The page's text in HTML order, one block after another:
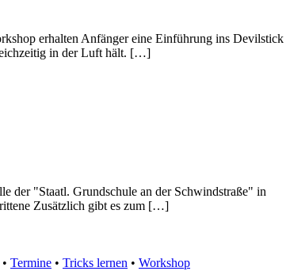
erhalten Anfänger eine Einführung ins Devilstick
in der Luft hält. […]
der "Staatl. Grundschule an der Schwindstraße" in
Zusätzlich gibt es zum […]
• Termine • Tricks lernen • Workshop